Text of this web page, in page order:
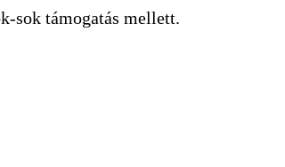
sok támogatás mellett.